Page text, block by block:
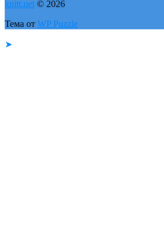
knitt.net © 2026
Тема от WP Puzzle
➤